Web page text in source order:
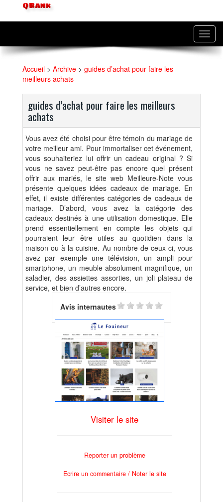
QRank
Accueil > Archive > guides d’achat pour faire les
meilleurs achats
guides d’achat pour faire les meilleurs
achats
Vous avez été choisi pour être témoin du mariage de
votre meilleur ami. Pour immortaliser cet événement,
vous souhaiteriez lui offrir un cadeau original ? Si
vous ne savez peut-être pas encore quel présent
offrir aux mariés, le site web Meilleure-Note vous
présente quelques idées cadeaux de mariage. En
effet, il existe différentes catégories de cadeaux de
mariage. D’abord, vous avez la catégorie des
cadeaux destinés à une utilisation domestique. Elle
prend essentiellement en compte les objets qui
pourraient leur être utiles au quotidien dans la
maison ou à la cuisine. Au nombre de ceux-ci, vous
avez par exemple une télévision, un ampli pour
smartphone, un meuble absolument magnifique, un
saladier, des assiettes assorties, un joli plateau de
service, et bien d’autres encore.
Avis internautes
Visiter le site
Reporter un problème
Ecrire un commentaire / Noter le site